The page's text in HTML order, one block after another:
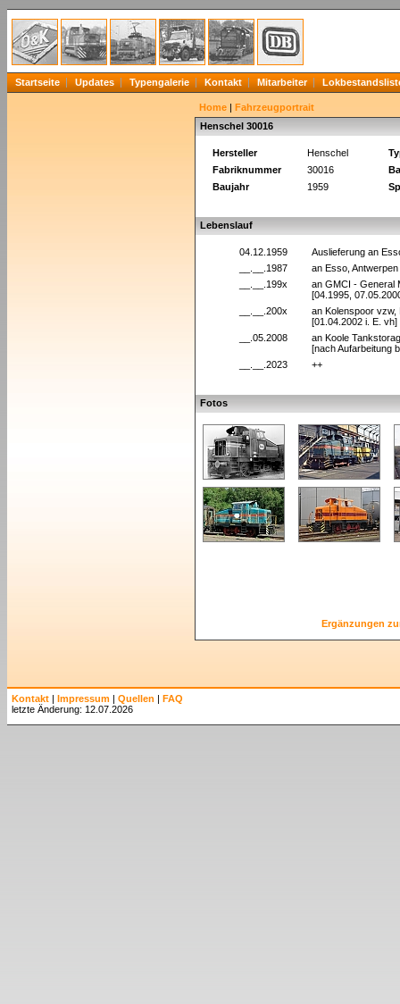
Startseite Updates Typengalerie Kontakt Mitarbeiter
Home | Fahrzeugportrait
Henschel 30016
Hersteller Henschel
Fabriknummer
30016
Baujahr
1959
Lebenslauf
04.12.1959
Auslieferung an
__.__.1987
an Esso,
__.__.199x
an GMCI - General
[04.1995,
__.__.200x
an Kolenspoor
[01.04.2002 i. E. vh]
__.05.2008
an Koole
[nach Aufarbeitung
__.__.2023
++
Fotos
Ergänzungen
Kontakt | Impressum | Quellen | FAQ
letzte Änderung: 12.07.2026